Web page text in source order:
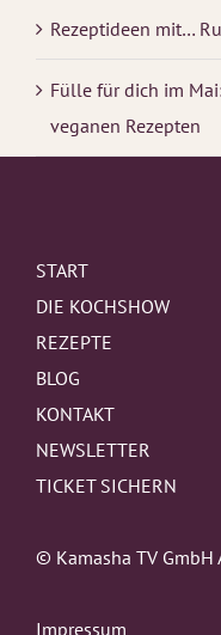
Rezeptideen mit…
Fülle für dich im
veganen Rezepten
START
DIE KOCHSHOW
REZEPTE
BLOG
KONTAKT
NEWSLETTER
TICKET SICHERN
© Kamasha TV
Impressum